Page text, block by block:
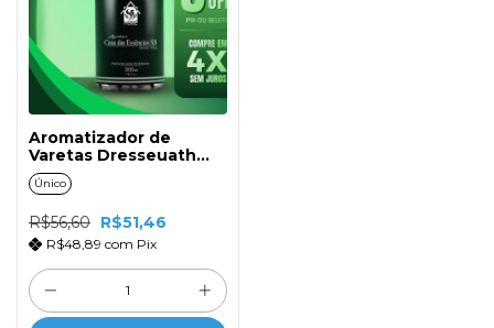
Aromatizador de
Varetas Dresseuath
500ml com Tampa e
Varetas de Fibra
Único
R$56,60 R$51,46
R$48,89 com Pix